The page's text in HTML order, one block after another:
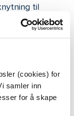
(cookies) for
samler inn
for å skape
til